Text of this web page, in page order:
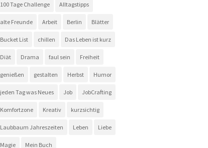
100 Tage Challenge Alltagstipps
alte Freunde Arbeit Berlin Blätter
Bucket List chillen Das Leben ist kurz
Diät Drama faul sein Freiheit
genießen gestalten Herbst Humor
jeden Tag was Neues Job JobCrafting
Komfortzone Kreativ kurzsichtig
Laubbaum Jahreszeiten Leben Liebe
Magie Mein Buch